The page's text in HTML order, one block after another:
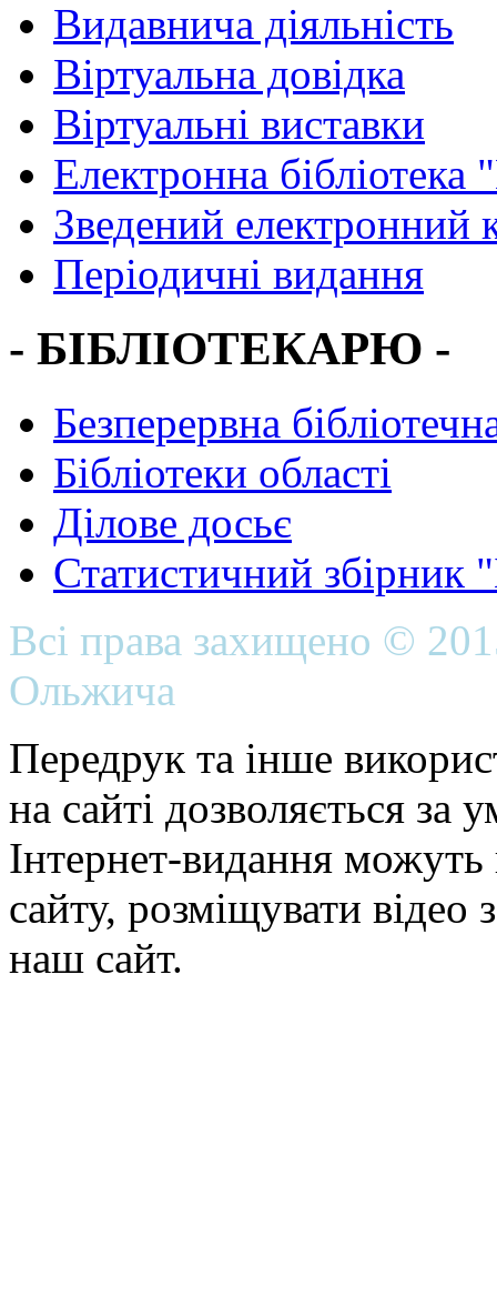
Видавнича діяльність
Віртуальна довідка
Віртуальні виставки
Електронна
Зведений електронний
Періодичні видання
- БІБЛІОТЕКАРЮ -
Безперервна
Бібліотеки області
Ділове досьє
Статистичний
Всі права захищено ©
Ольжича
Передрук та інше
на сайті дозволяється
Інтернет-видання можуть
сайту, розміщувати відео
наш сайт.